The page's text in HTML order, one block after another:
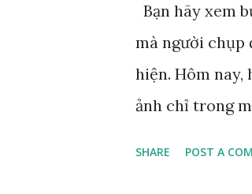
Bạn hãy xem
mà người chụp
hiện. Hôm
ảnh chỉ trong
SHARE POST A